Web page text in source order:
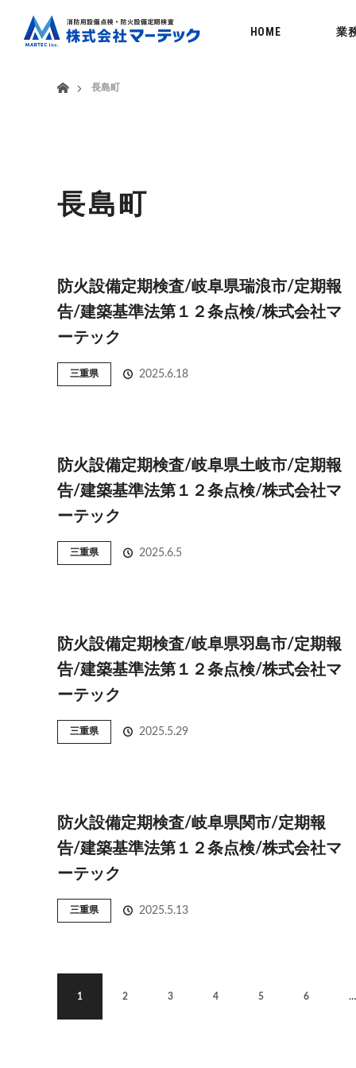
HOME 業
長島町
長島町
防火設備定期検査/岐阜県瑞浪市/定期報
告/建築基準法第１２条点検/株式会社マ
ーテック
三重県 2025.6.18
防火設備定期検査/岐阜県土岐市/定期報
告/建築基準法第１２条点検/株式会社マ
ーテック
三重県 2025.6.5
防火設備定期検査/岐阜県羽島市/定期報
告/建築基準法第１２条点検/株式会社マ
ーテック
三重県 2025.5.29
防火設備定期検査/岐阜県関市/定期報
告/建築基準法第１２条点検/株式会社マ
ーテック
三重県 2025.5.13
1 2 3 4 5 6 …